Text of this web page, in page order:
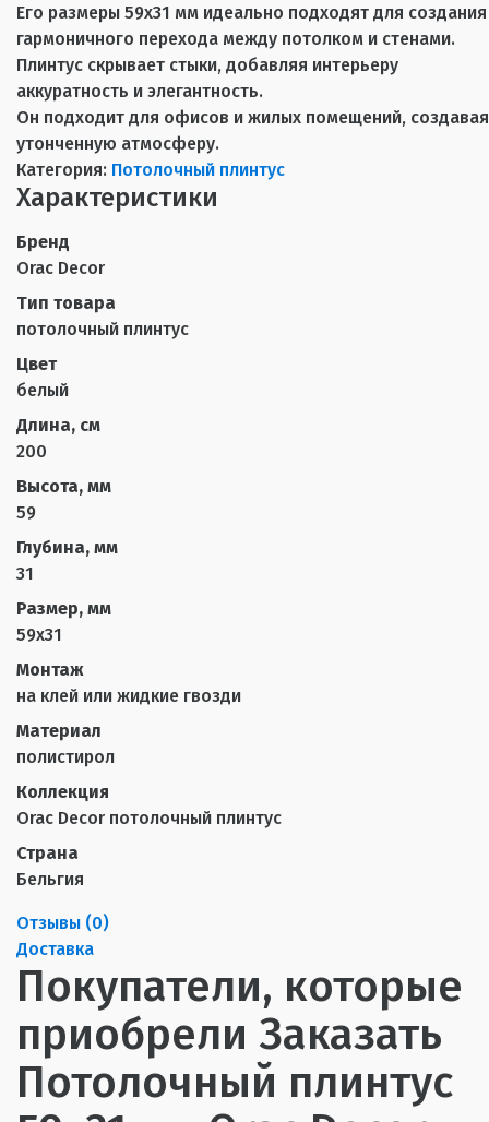
Его размеры 59x31 мм идеально подходят для создания
гармоничного перехода между потолком и стенами.
Плинтус скрывает стыки, добавляя интерьеру
аккуратность и элегантность.
Он подходит для офисов и жилых помещений, создавая
утонченную атмосферу.
Категория: Потолочный плинтус
Характеристики
Бренд
Orac Decor
Тип товара
потолочный плинтус
Цвет
белый
Длина, см
200
Высота, мм
59
Глубина, мм
31
Размер, мм
59х31
Монтаж
на клей или жидкие гвозди
Материал
полистирол
Коллекция
Orac Decor потолочный плинтус
Страна
Бельгия
Отзывы (0)
Доставка
Покупатели, которые
приобрели Заказать
Потолочный плинтус